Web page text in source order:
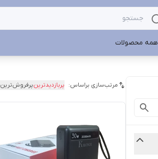
همه محصولات
مرتب‌سازی براساس: پربازدیدترینپرفروش‌ترین